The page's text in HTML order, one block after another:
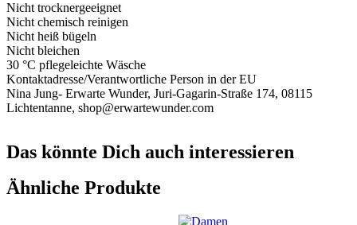
Nicht trocknergeeignet
Nicht chemisch reinigen
Nicht heiß bügeln
Nicht bleichen
30 °C pflegeleichte Wäsche
Kontaktadresse/Verantwortliche Person in der EU
Nina Jung- Erwarte Wunder, Juri-Gagarin-Straße 174, 08115
Lichtentanne, shop@erwartewunder.com
Das könnte Dich auch interessieren
Ähnliche Produkte